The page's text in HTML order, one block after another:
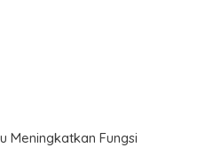
Meningkatkan Fungsi